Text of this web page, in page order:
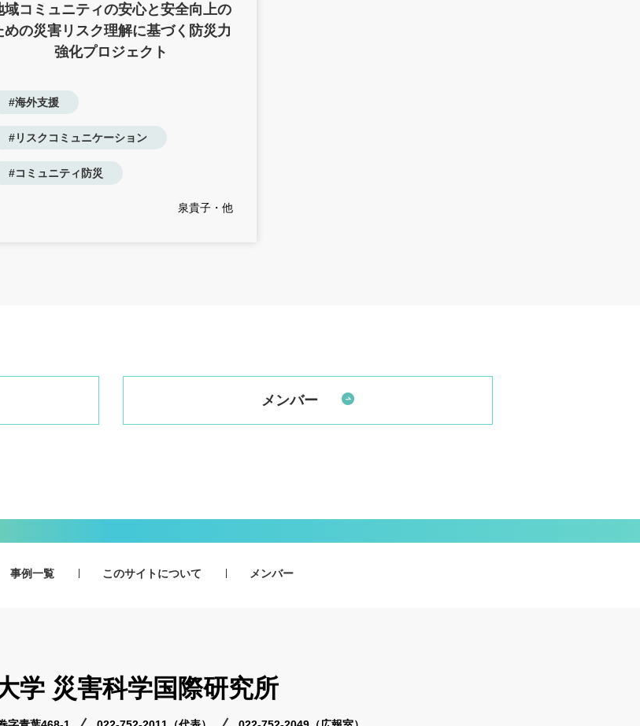
域コミュニティの安心と安全向上の
めの災害リスク理解に基づく防災力
強化プロジェクト
#海外支援
#リスクコミュニケーション
#コミュニティ防災
泉貴子・他
メンバー
事例一覧 このサイトについて メンバー
学 災害科学国際研究所